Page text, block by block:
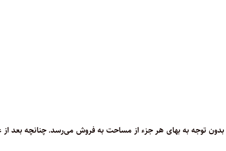
سه میلیارد تومان بدون توجه به بهای هر جزء از مساحت به فروش می‌ر‌سد. چنانچه بعد